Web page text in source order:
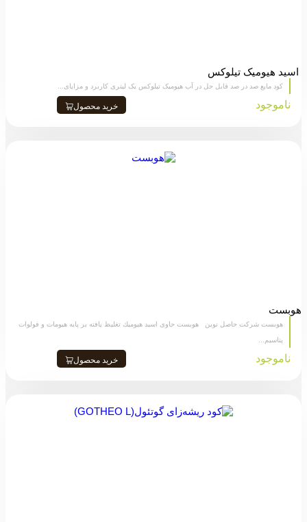
اسید هیومیک تیلوکس
کود مایع صد در صد قابل حل در آب هیومیک تیلوکس یک لیتری کاربرد و مزایای...
ناموجود خرید محصول
هوبست
هوبست شرکت حاصل نوین هوبست حاوی اسید هيوميك تغلیظ یافته بر پايه هيومات و فولوات
پتاسیم...
ناموجود خرید محصول